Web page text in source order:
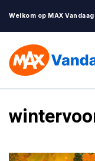
Welkom op MAX Vandaag